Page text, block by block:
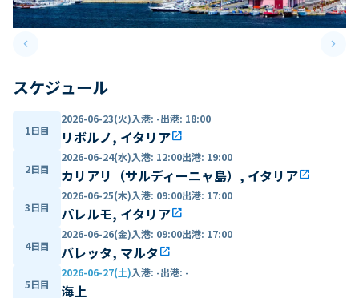
keyboard_arrow_leftPrevious slide keyboard_arrow_right
スケジュール
1日目
2026-06-23(火)入港: -出港: 18:00
リボルノ, イタリアopen_in_new
2日目
2026-06-24(水)入港: 12:00出港: 19:00
カリアリ（サルディーニャ島）, イタリアopen_in_new
3日目
2026-06-25(木)入港: 09:00出港: 17:00
パレルモ, イタリアopen_in_new
4日目
2026-06-26(金)入港: 09:00出港: 17:00
バレッタ, マルタopen_in_new
5日目
2026-06-27(土)入港: -出港: -
海上